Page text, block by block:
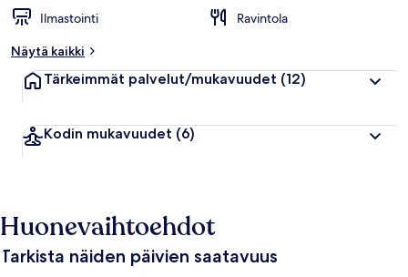
Ilmastointi
Ravintola
Näytä kaikki
Tärkeimmät palvelut/mukavuudet (12)
Kodin mukavuudet (6)
Huonevaihtoehdot
Tarkista näiden päivien saatavuus